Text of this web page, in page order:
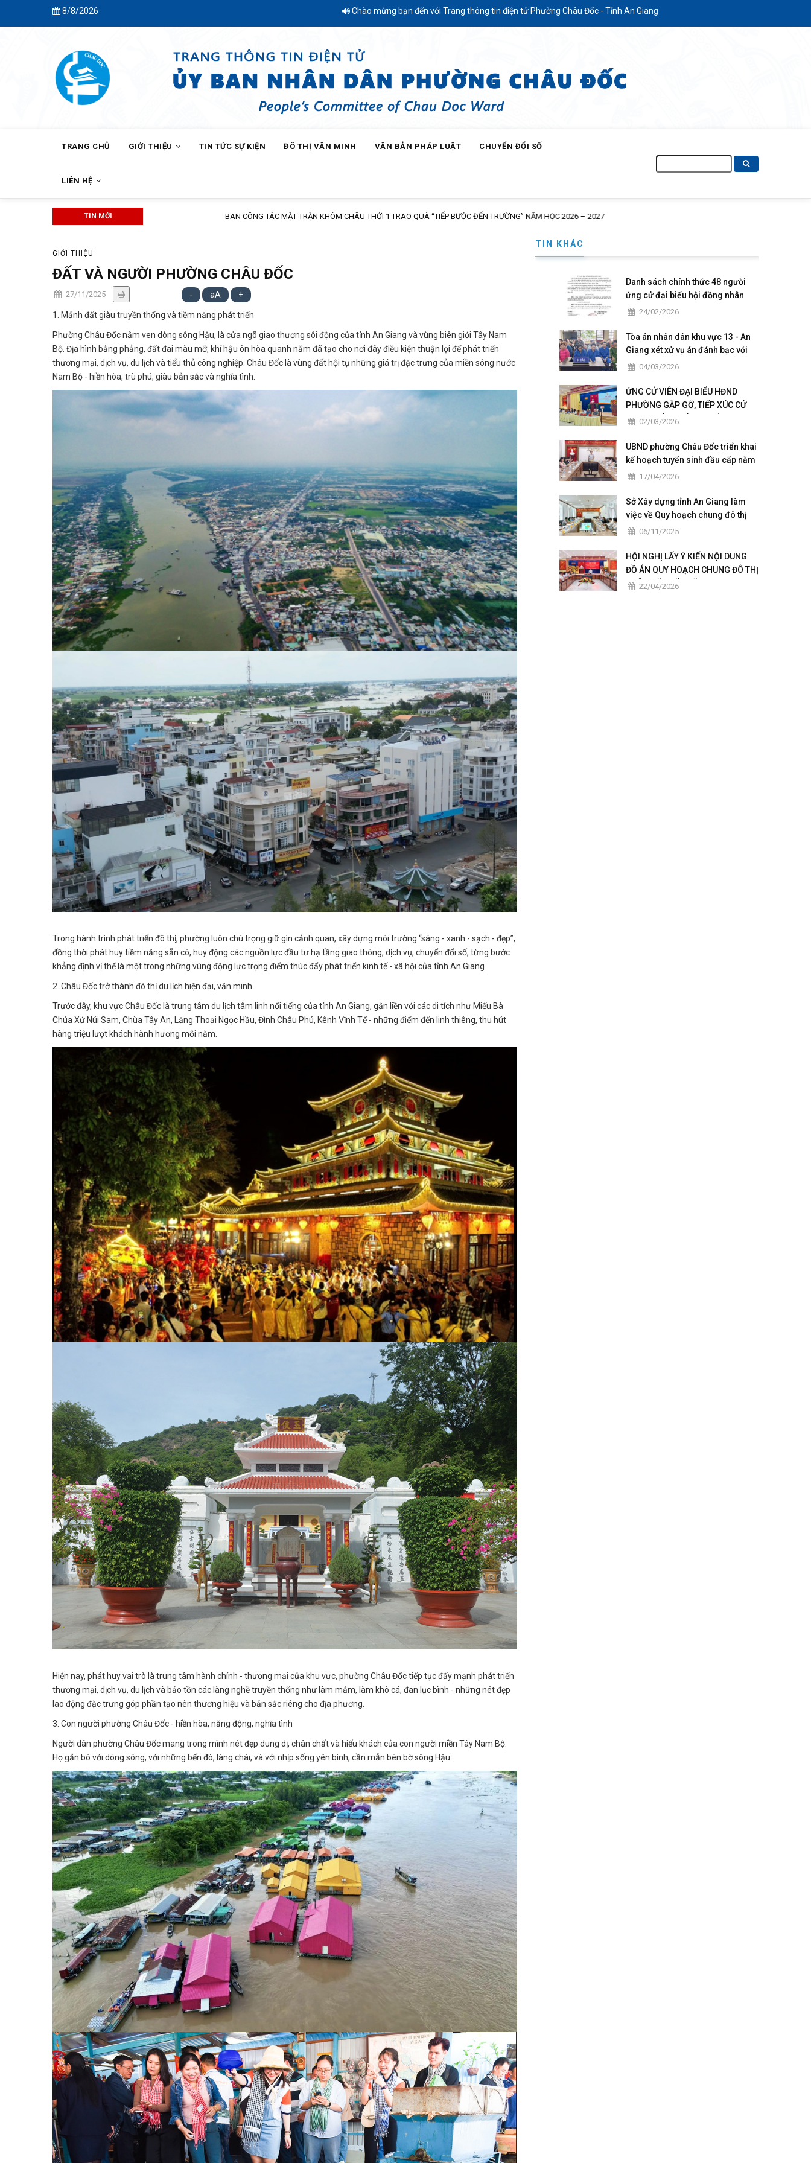
8/8/2026 Chào mừng bạn đến với Trang thông tin điện tử Phường Châu Đốc - Tỉnh An Giang
NAVIGATION
TRANG CHỦ GIỚI THIỆU TIN TỨC SỰ KIỆN ĐÔ THỊ VĂN MINH VĂN BẢN PHÁP LUẬT CHUYỂN ĐỔI SỐ
LIÊN HỆ
kiếm
TIN MỚI BAN CÔNG TÁC MẶT TRẬN KHÓM CHÂU THỚI 1 TRAO QUÀ “TIẾP BƯỚC ĐẾN TRƯỜNG” NĂM HỌC 2026 – 2027
GIỚI THIỆU
ĐẤT VÀ NGƯỜI PHƯỜNG CHÂU ĐỐC
27/11/2025 - aA +
1. Mảnh đất giàu truyền thống và tiềm năng phát triển
Phường Châu Đốc nằm ven dòng sông Hậu, là cửa ngõ giao thương sôi động của tỉnh An Giang và vùng biên giới Tây Nam
Bộ. Địa hình bằng phẳng, đất đai màu mỡ, khí hậu ôn hòa quanh năm đã tạo cho nơi đây điều kiện thuận lợi để phát triển
thương mại, dịch vụ, du lịch và tiểu thủ công nghiệp. Châu Đốc là vùng đất hội tụ những giá trị đặc trưng của miền sông nước
Nam Bộ - hiền hòa, trù phú, giàu bản sắc và nghĩa tình.
Trong hành trình phát triển đô thị, phường luôn chú trọng giữ gìn cảnh quan, xây dựng môi trường “sáng - xanh - sạch - đẹp”,
đồng thời phát huy tiềm năng sẵn có, huy động các nguồn lực đầu tư hạ tầng giao thông, dịch vụ, chuyển đổi số, từng bước
khẳng định vị thế là một trong những vùng động lực trọng điểm thúc đẩy phát triển kinh tế - xã hội của tỉnh An Giang.
2. Châu Đốc trở thành đô thị du lịch hiện đại, văn minh
Trước đây, khu vực Châu Đốc là trung tâm du lịch tâm linh nổi tiếng của tỉnh An Giang, gắn liền với các di tích như Miếu Bà
Chúa Xứ Núi Sam, Chùa Tây An, Lăng Thoại Ngọc Hầu, Đình Châu Phú, Kênh Vĩnh Tế - những điểm đến linh thiêng, thu hút
hàng triệu lượt khách hành hương mỗi năm.
Hiện nay, phát huy vai trò là trung tâm hành chính - thương mại của khu vực, phường Châu Đốc tiếp tục đẩy mạnh phát triển
thương mại, dịch vụ, du lịch và bảo tồn các làng nghề truyền thống như làm mắm, làm khô cá, đan lục bình - những nét đẹp
lao động đặc trưng góp phần tạo nên thương hiệu và bản sắc riêng cho địa phương.
3. Con người phường Châu Đốc - hiền hòa, năng động, nghĩa tình
Người dân phường Châu Đốc mang trong mình nét đẹp dung dị, chân chất và hiếu khách của con người miền Tây Nam Bộ.
Họ gắn bó với dòng sông, với những bến đò, làng chài, và với nhịp sống yên bình, cần mẫn bên bờ sông Hậu.
TIN KHÁC
Danh sách chính thức 48 người
ứng cử đại biểu hội đồng nhân
dân của phường Châu Đốc nhiệm
24/02/2026
Tòa án nhân dân khu vực 13 - An
Giang xét xử vụ án đánh bạc với
số tiền giao dịch hơn 4,9 tỷ đồng
04/03/2026
ỨNG CỬ VIÊN ĐẠI BIỂU HĐND
PHƯỜNG GẶP GỠ, TIẾP XÚC CỬ
TRI TẠI CÁC KHÓM THUỘC ĐƠN VỊ
02/03/2026
UBND phường Châu Đốc triển khai
kế hoạch tuyển sinh đầu cấp năm
học 2026 – 2027
17/04/2026
Sở Xây dựng tỉnh An Giang làm
việc về Quy hoạch chung đô thị
Châu Đốc – Vĩnh Tế giai đoạn
06/11/2025
HỘI NGHỊ LẤY Ý KIẾN NỘI DUNG
ĐỒ ÁN QUY HOẠCH CHUNG ĐÔ THỊ
CHÂU ĐỐC ĐẾN NĂM 2050
22/04/2026